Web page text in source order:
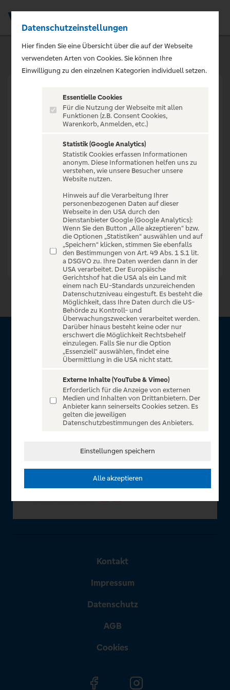
VERANSTALTUNG NICHT
GEFUNDEN
Zur Startseite
Über VR Entertain
für alle Kunden der Volksbanken Raiffeisenbanken. Auf
unserem einzigartigen Portal finden Sie Tickets für
atemberaubende Konzerte, Musicals und Shows, die
Fußball-Bundesliga sowie die Champions League und die
In Zusammenarbeit mit
Kontakt
Impressum
Datenschutz
AGB
Cookies
Datenschutzeinstellungen
Hier finden Sie eine Übersicht über die auf der Webseite
verwendeten Arten von Cookies. Sie können Ihre
Einwilligung zu den einzelnen Kategorien individuell setzen.
Essentielle Cookies
Für die Nutzung der Webseite mit allen
Funktionen (z.B. Consent Cookies,
Warenkorb, Anmelden, etc.)
Statistik (Google Analytics)
Statistik Cookies erfassen Informationen
anonym. Diese Informationen helfen uns zu
verstehen, wie unsere Besucher unsere
Website nutzen.
Hinweis auf die Verarbeitung Ihrer
personenbezogenen Daten auf dieser
Webseite in den USA durch den
Dienstanbieter Google (Google Analytics):
Wenn Sie den Button „Alle akzeptieren“ bzw.
die Optionen „Statistiken“ auswählen und auf
„Speichern“ klicken, stimmen Sie ebenfalls
den Bestimmungen von Art. 49 Abs. 1 S.1 lit.
a DSGVO zu. Ihre Daten werden dann in der
USA verarbeitet. Der Europäische
Gerichtshof hat die USA als ein Land mit
einem nach EU-Standards unzureichenden
Datenschutzniveau eingestuft. Es besteht die
Möglichkeit, dass Ihre Daten durch die US-
Behörde zu Kontroll- und
Überwachungszwecken verarbeitet werden.
Darüber hinaus besteht keine oder nur
erschwert die Möglichkeit Rechtsbehelf
einzulegen. Falls Sie nur die Option
„Essenziell“ auswählen, findet eine
Übermittlung in die USA nicht statt.
Externe Inhalte (YouTube & Vimeo)
Erforderlich für die Anzeige von externen
Medien und Inhalten von Drittanbietern. Der
Anbieter kann seinerseits Cookies setzen. Es
gelten die jeweiligen
Datenschutzbestimmungen des Anbieters.
Einstellungen speichern
Alle akzeptieren